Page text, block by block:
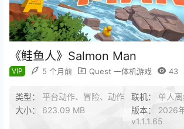
《鲑鱼人》Salmon Man
VIP 5 个月前 Quest 一体机游戏 43
类型： 平台动作、冒险、动作 联机： 单人
大小： 623.09 MB 版本： 2026
v1.1.1.65